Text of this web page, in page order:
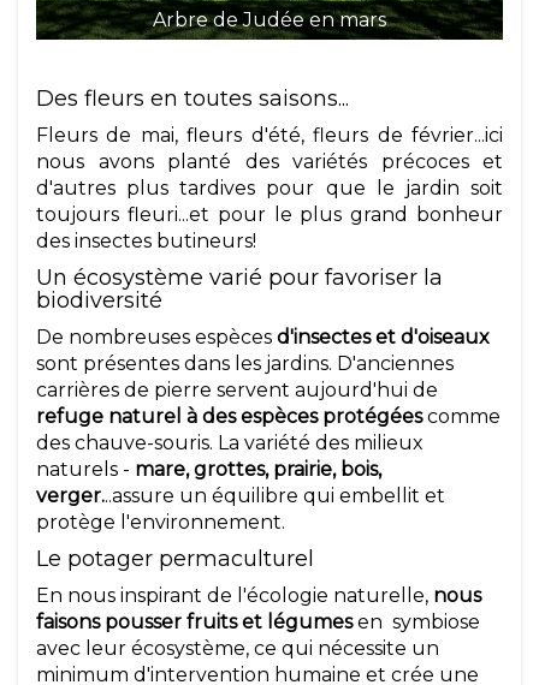
Arbre de Judée en mars
Des fleurs en toutes saisons...
Fleurs de mai, fleurs d'été, fleurs de février...ici
nous avons planté des variétés précoces et
d'autres plus tardives pour que le jardin soit
toujours fleuri...et pour le plus grand bonheur
des insectes butineurs!
Un écosystème varié pour favoriser la
biodiversité
De nombreuses espèces d'insectes et d'oiseaux
sont présentes dans les jardins. D'anciennes
carrières de pierre servent aujourd'hui de
refuge naturel à des espèces protégéescomme
des chauve-souris. La variété des milieux
naturels - mare, grottes, prairie, bois,
verger...assure un équilibre qui embellit et
protège l'environnement.
Le potager permaculturel
En nous inspirant de l'écologie naturelle, nous
faisons pousser fruits et légumesen symbiose
avec leur écosystème, ce qui nécessite un
minimum d'intervention humaine et crée une